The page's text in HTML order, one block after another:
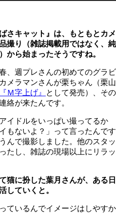
キャット』は、もともとカメ
撮り（雑誌掲載用ではなく、純
から始まったそうですね。
、週プレさんの初めてのグラビ
メラマンさんが栗ちゃん（栗山
Ｍ字上げ』
として発売）、その
絡が来たんです。
イドルをいっぱい撮ってるか
もないよ？」って言ったんです
んで撮影しました。他のスタッ
たし、雑誌の現場以上にリラッ
に扮した葉月さんが、ある日
していくと。
ているんでイメージはしやすか